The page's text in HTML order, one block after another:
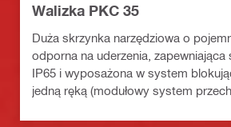
Walizka PKC 35
Duża skrzynka narzędziowa o
odporna na uderzenia,
IP65 i wyposażona w system
jedną ręką (modułowy system